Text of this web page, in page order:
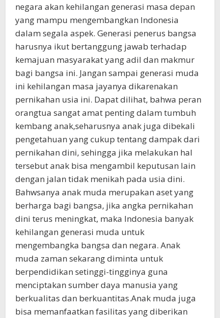
negara akan kehilangan generasi masa depan
yang mampu mengembangkan Indonesia
dalam segala aspek. Generasi penerus bangsa
harusnya ikut bertanggung jawab terhadap
kemajuan masyarakat yang adil dan makmur
bagi bangsa ini. Jangan sampai generasi muda
ini kehilangan masa jayanya dikarenakan
pernikahan usia ini. Dapat dilihat, bahwa peran
orangtua sangat amat penting dalam tumbuh
kembang anak,seharusnya anak juga dibekali
pengetahuan yang cukup tentang dampak dari
pernikahan dini, sehingga jika melakukan hal
tersebut anak bisa mengambil keputusan lain
dengan jalan tidak menikah pada usia dini.
Bahwsanya anak muda merupakan aset yang
berharga bagi bangsa, jika angka pernikahan
dini terus meningkat, maka Indonesia banyak
kehilangan generasi muda untuk
mengembangka bangsa dan negara. Anak
muda zaman sekarang diminta untuk
berpendidikan setinggi-tingginya guna
menciptakan sumber daya manusia yang
berkualitas dan berkuantitas.Anak muda juga
bisa memanfaatkan fasilitas yang diberikan